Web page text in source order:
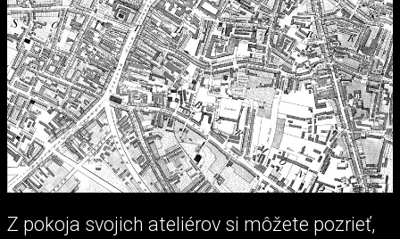
Z pokoja svojich ateliérov si môžete pozrieť,